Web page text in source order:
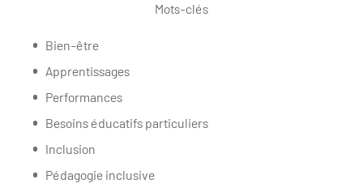
Mots-clés
Bien-être
Apprentissages
Performances
Besoins éducatifs particuliers
Inclusion
Pédagogie inclusive